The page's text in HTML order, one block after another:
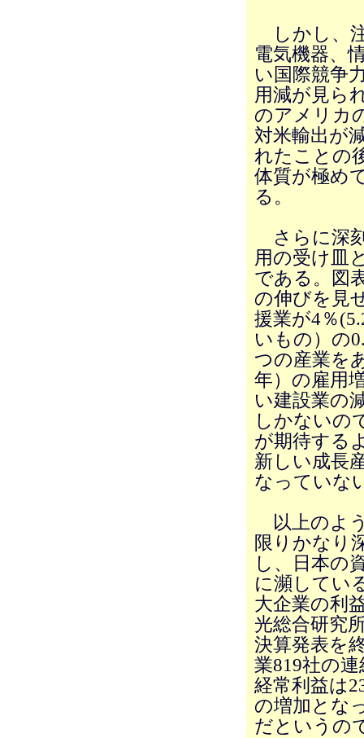
しかし、
電気機器、
い国際競争
用減が見ら
のアメリカ
対米輸出が
れたことの
体質が極め
る。
さらに深
用の受け皿
である。図
の伸びを見
援業が4％
いもの）の
つの産業を
年）の雇用
い建設業の
しかないの
が期待する
新しい成長
なっていな
以上のよ
限りかなり
し、日本の
に瀕してい
大企業の利
光総合研究
決算発表を
業819社の
経常利益は
の増加とな
だというの